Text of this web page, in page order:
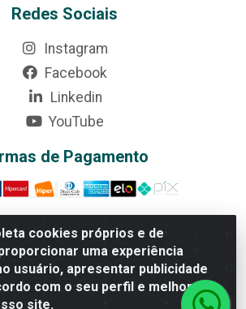
cookies próprios e de
uma experiência
usuário, apresentar publicidade
com o seu perfil e melhorar a
site.
Redes Sociais
Instagram
Facebook
Linkedin
YouTube
de Pagamento
Universitária, nº 3860, Jardim das
- Anápolis/GO - CEP 75070-415 -
07.728.073/0002-24